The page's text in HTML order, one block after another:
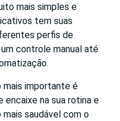
mais simples e
tem suas
perfis de
controle manual até
mais importante é
encaixe na sua rotina e
saudável com o